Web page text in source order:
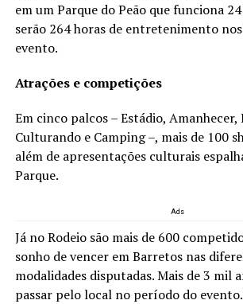
em um Parque do Peão que funciona
serão 264 horas de entretenimento
evento.
Atrações e competições
Em cinco palcos – Estádio, Amanhecer,
Culturando e Camping –, mais de 100
além de apresentações culturais
Parque.
Ads
Já no Rodeio são mais de 600
sonho de vencer em Barretos nas
modalidades disputadas. Mais de 3 mil
passar pelo local no período do